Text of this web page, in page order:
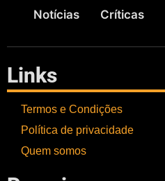
Notícias Críticas
Links
Termos e Condições
Política de privacidade
Quem somos